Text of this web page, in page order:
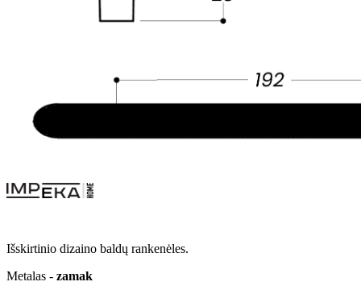
Išskirtinio dizaino baldų rankenėles.
Metalas - zamak